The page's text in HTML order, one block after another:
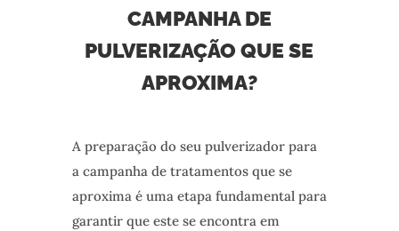
CAMPANHA DE
PULVERIZAÇÃO QUE SE
APROXIMA?
A preparação do seu pulverizador para
a campanha de tratamentos que se
aproxima é uma etapa fundamental para
garantir que este se encontra em